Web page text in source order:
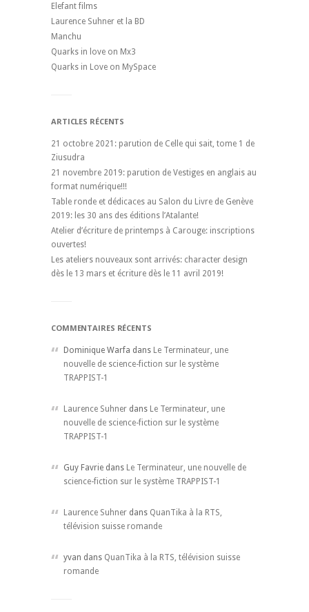
Elefant films
Laurence Suhner et la BD
Manchu
Quarks in love on Mx3
Quarks in Love on MySpace
ARTICLES RÉCENTS
21 octobre 2021: parution de Celle qui sait, tome 1 de
Ziusudra
21 novembre 2019: parution de Vestiges en anglais au
format numérique!!!
Table ronde et dédicaces au Salon du Livre de Genève
2019: les 30 ans des éditions l’Atalante!
Atelier d’écriture de printemps à Carouge: inscriptions
ouvertes!
Les ateliers nouveaux sont arrivés: character design
dès le 13 mars et écriture dès le 11 avril 2019!
COMMENTAIRES RÉCENTS
Dominique Warfa dans Le Terminateur, une
nouvelle de science-fiction sur le système
TRAPPIST-1
Laurence Suhner dans Le Terminateur, une
nouvelle de science-fiction sur le système
TRAPPIST-1
Guy Favrie dans Le Terminateur, une nouvelle de
science-fiction sur le système TRAPPIST-1
Laurence Suhner dans QuanTika à la RTS,
télévision suisse romande
yvan dans QuanTika à la RTS, télévision suisse
romande